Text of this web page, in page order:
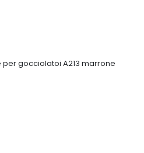
per gocciolatoi A213 marrone